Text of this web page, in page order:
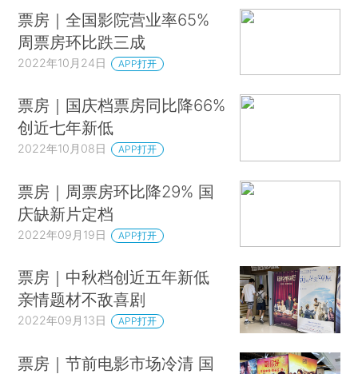
票房｜全国影院营业率65%
周票房环比跌三成
2022年10月24日 APP打开
票房｜国庆档票房同比降66%
创近七年新低
2022年10月08日 APP打开
票房｜周票房环比降29% 国
庆缺新片定档
2022年09月19日 APP打开
票房｜中秋档创近五年新低
亲情题材不敌喜剧
2022年09月13日 APP打开
票房｜节前电影市场冷清 国